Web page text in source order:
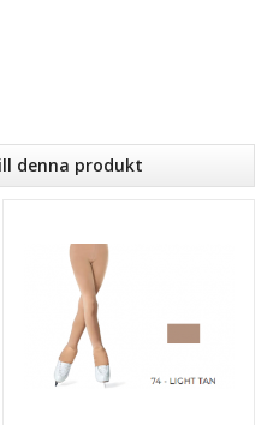
denna produkt